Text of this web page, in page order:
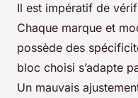
Il est impératif de
Chaque marque et
possède des
bloc choisi s’adapte
Un mauvais